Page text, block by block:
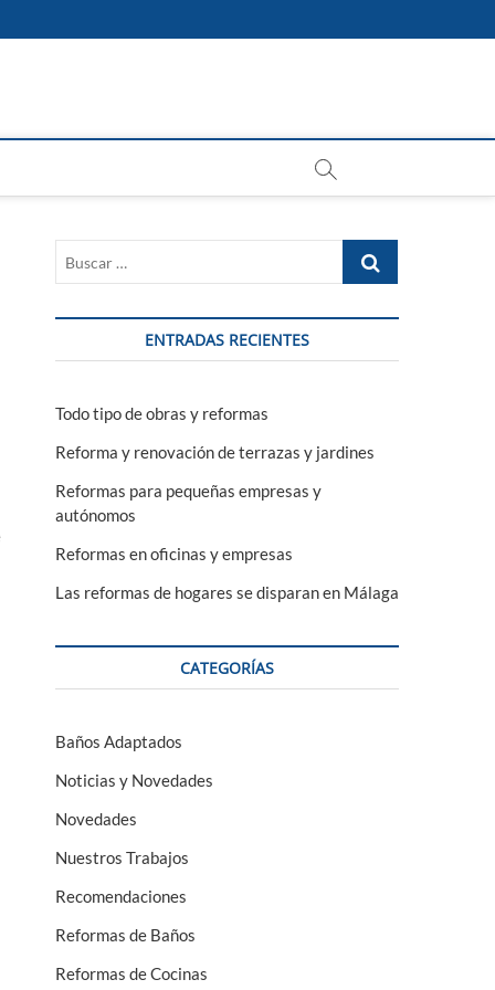
Buscar
ENTRADAS RECIENTES
Todo tipo de obras y reformas
Reforma y renovación de terrazas y jardines
Reformas para pequeñas empresas y
autónomos
Reformas en oficinas y empresas
Las reformas de hogares se disparan en Málaga
CATEGORÍAS
Baños Adaptados
Noticias y Novedades
Novedades
Nuestros Trabajos
Recomendaciones
Reformas de Baños
Reformas de Cocinas